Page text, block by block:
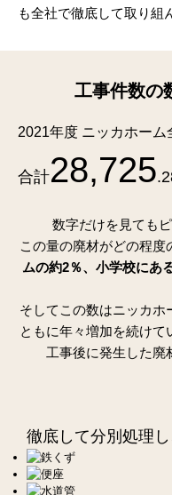
も全社で徹底して取り組
工事件数の
2021年度 ニッカホー
合計28,725
数字だけを見ても
この量の廃材がどの程度
ムの約2％、小学校にあ
そしてこの数はニッカホ
ともに年々増加を続けて
工事後に発生した廃
徹底して分別処理